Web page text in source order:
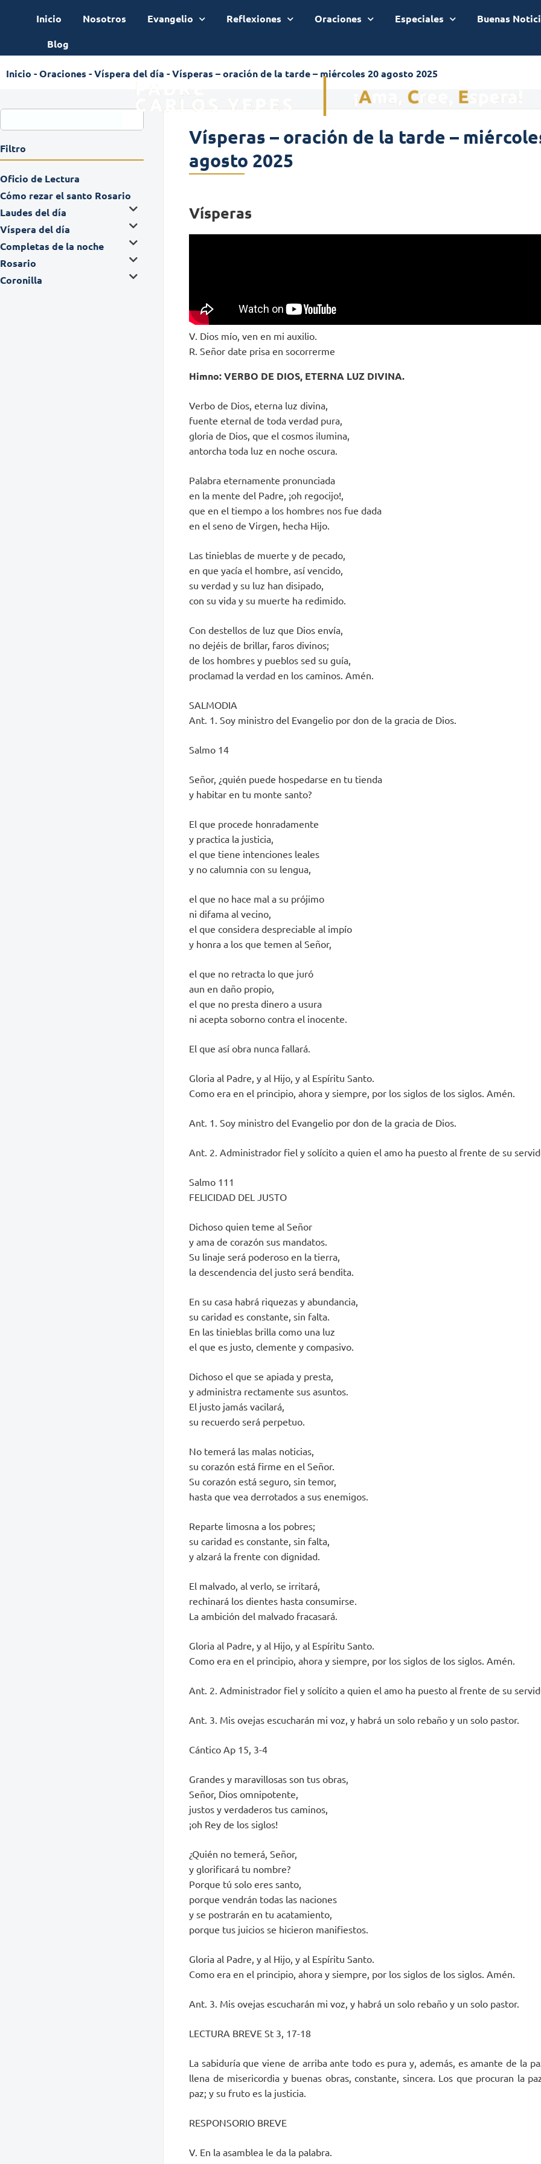
Inicio Nosotros Evangelio Reflexiones Oraciones Especiales
Buenas
Blog
Inicio -Oraciones -Víspera del día -Vísperas – oración de la tarde – miércoles 20 agosto 2025
Filtro
Oficio de Lectura
Cómo rezar el santo Rosario
Laudes del día
Víspera del día
Completas de la noche
Rosario
Coronilla
Vísperas – oración de la tarde –
agosto 2025
Vísperas
V. Dios mío, ven en mi auxilio.
R. Señor date prisa en socorrerme
Himno: VERBO DE DIOS, ETERNA LUZ DIVINA.
Verbo de Dios, eterna luz divina,
fuente eternal de toda verdad pura,
gloria de Dios, que el cosmos ilumina,
antorcha toda luz en noche oscura.
Palabra eternamente pronunciada
en la mente del Padre, ¡oh regocijo!,
que en el tiempo a los hombres nos fue dada
en el seno de Virgen, hecha Hijo.
Las tinieblas de muerte y de pecado,
en que yacía el hombre, así vencido,
su verdad y su luz han disipado,
con su vida y su muerte ha redimido.
Con destellos de luz que Dios envía,
no dejéis de brillar, faros divinos;
de los hombres y pueblos sed su guía,
proclamad la verdad en los caminos. Amén.
SALMODIA
Ant. 1. Soy ministro del Evangelio por don de la gracia de Dios.
Salmo 14
Señor, ¿quién puede hospedarse en tu tienda
y habitar en tu monte santo?
El que procede honradamente
y practica la justicia,
el que tiene intenciones leales
y no calumnia con su lengua,
el que no hace mal a su prójimo
ni difama al vecino,
el que considera despreciable al impío
y honra a los que temen al Señor,
el que no retracta lo que juró
aun en daño propio,
el que no presta dinero a usura
ni acepta soborno contra el inocente.
El que así obra nunca fallará.
Gloria al Padre, y al Hijo, y al Espíritu Santo.
Como era en el principio, ahora y siempre, por los siglos de los siglos. Amén.
Ant. 1. Soy ministro del Evangelio por don de la gracia de Dios.
Ant. 2. Administrador fiel y solícito a quien el amo ha puesto al frente de su
Salmo 111
FELICIDAD DEL JUSTO
Dichoso quien teme al Señor
y ama de corazón sus mandatos.
Su linaje será poderoso en la tierra,
la descendencia del justo será bendita.
En su casa habrá riquezas y abundancia,
su caridad es constante, sin falta.
En las tinieblas brilla como una luz
el que es justo, clemente y compasivo.
Dichoso el que se apiada y presta,
y administra rectamente sus asuntos.
El justo jamás vacilará,
su recuerdo será perpetuo.
No temerá las malas noticias,
su corazón está firme en el Señor.
Su corazón está seguro, sin temor,
hasta que vea derrotados a sus enemigos.
Reparte limosna a los pobres;
su caridad es constante, sin falta,
y alzará la frente con dignidad.
El malvado, al verlo, se irritará,
rechinará los dientes hasta consumirse.
La ambición del malvado fracasará.
Gloria al Padre, y al Hijo, y al Espíritu Santo.
Como era en el principio, ahora y siempre, por los siglos de los siglos. Amén.
Ant. 2. Administrador fiel y solícito a quien el amo ha puesto al frente de su
Ant. 3. Mis ovejas escucharán mi voz, y habrá un solo rebaño y un solo pastor.
Cántico Ap 15, 3-4
Grandes y maravillosas son tus obras,
Señor, Dios omnipotente,
justos y verdaderos tus caminos,
¡oh Rey de los siglos!
¿Quién no temerá, Señor,
y glorificará tu nombre?
Porque tú solo eres santo,
porque vendrán todas las naciones
y se postrarán en tu acatamiento,
porque tus juicios se hicieron manifiestos.
Gloria al Padre, y al Hijo, y al Espíritu Santo.
Como era en el principio, ahora y siempre, por los siglos de los siglos. Amén.
Ant. 3. Mis ovejas escucharán mi voz, y habrá un solo rebaño y un solo pastor.
LECTURA BREVE St 3, 17-18
La sabiduría que viene de arriba ante todo es pura y, además, es amante de la
llena de misericordia y buenas obras, constante, sincera. Los que procuran la
paz; y su fruto es la justicia.
RESPONSORIO BREVE
V. En la asamblea le da la palabra.